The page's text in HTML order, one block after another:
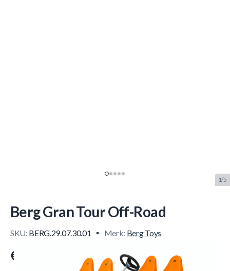
1/5
Berg Gran Tour Off-Road
SKU: BERG.29.07.30.01 Merk: Berg Toys
€ 3.039.–